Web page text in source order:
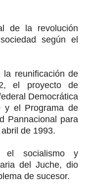
de la revolución
según el
la reunificación de
el proyecto de
Democrática
y el Programa de
Pannacional para
de 1993.
el socialismo y
del Juche, dio
de sucesor.